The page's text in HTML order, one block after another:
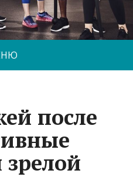
после